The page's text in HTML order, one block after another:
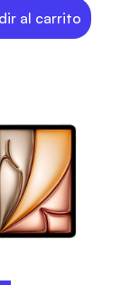
al carrito